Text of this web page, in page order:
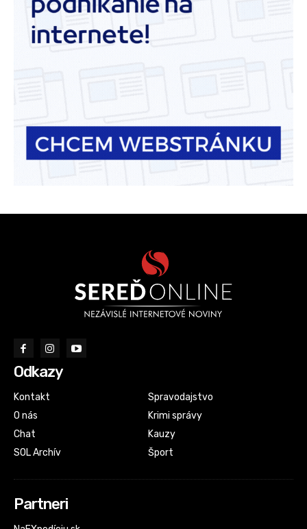
Odkazy
Kontakt
O nás
Chat
SOL Archív
Spravodajstvo
Krimi správy
Kauzy
Šport
Partneri